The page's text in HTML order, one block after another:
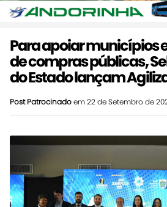
Para apoiar municípios
de compras públicas,
do Estado lançam
Post Patrocinadoem 22 de Setembro de